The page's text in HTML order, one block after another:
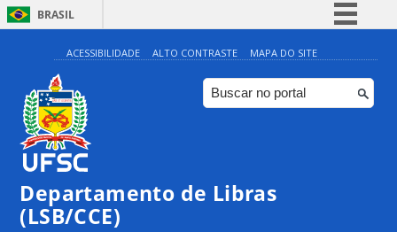
BRASIL
Simplifique!
Comunica BR
Participe
Canais
ACESSIBILIDADE ALTO CONTRASTE MAPA DO SITE
Departamento de Libras
(LSB/CCE)